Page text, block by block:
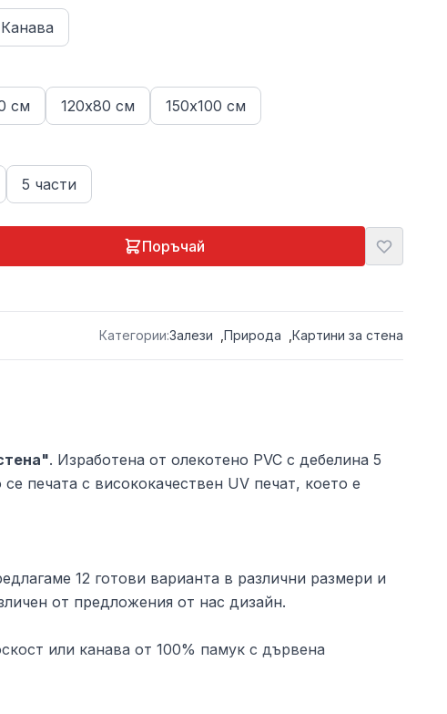
Канава
см 120х80 см 150х100 см
5 части
Поръчай
Категории:Залези Природа Картини за стена
. Изработена от олекотено PVC с дебелина 5
печата с висококачествен UV печат, което е
12 готови варианта в различни размери и
от предложения от нас дизайн.
или канава от 100% памук с дървена